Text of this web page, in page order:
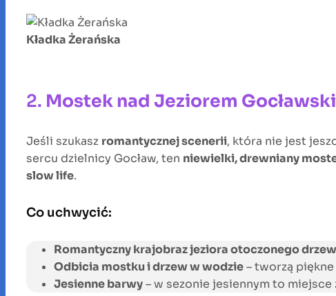
Kładka Żerańska
2. Mostek nad Jeziorem
Jeśli szukasz romantycznej scenerii, która nie jest
sercu dzielnicy Gocław, ten niewielki, drewniany
slow life.
Co uchwycić:
Romantyczny krajobraz jeziora otoczonego
Odbicia mostku i drzew w wodzie– tworzą
Jesienne barwy– w sezonie jesiennym to